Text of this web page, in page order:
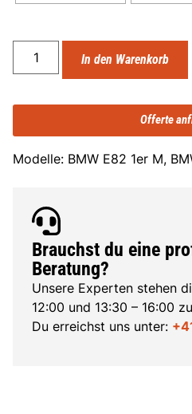
In den Warenkorb
Offerte
Modelle: BMW E82 1er M,
Brauchst du eine
Beratung?
Unsere Experten stehen
12:00 und 13:30 – 16:00
Du erreichst uns unter: